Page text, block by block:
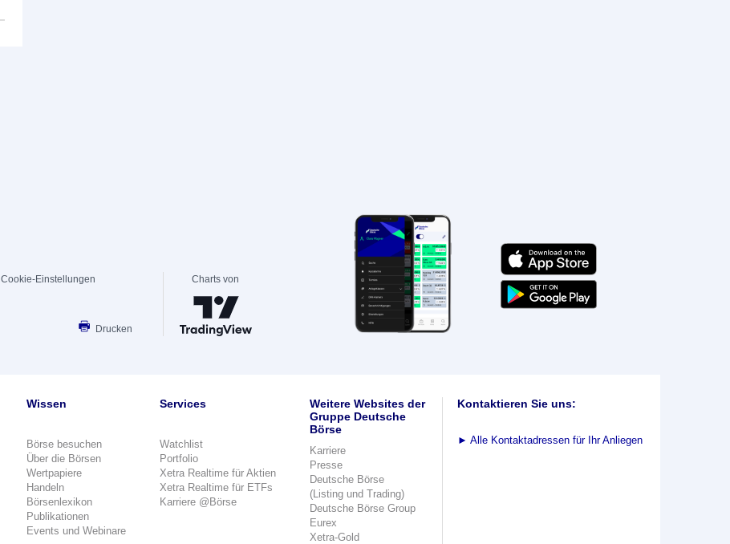
Cookie-Einstellungen
Drucken
Charts von
Wissen
Börse besuchen
Über die Börsen
Wertpapiere
Handeln
Börsenlexikon
Publikationen
Events und Webinare
Services
Watchlist
Portfolio
Xetra Realtime für Aktien
Xetra Realtime für ETFs
Karriere @Börse
Weitere Websites der
Gruppe Deutsche
Börse
Karriere
Presse
Deutsche Börse
(Listing und Trading)
Deutsche Börse Group
Eurex
Xetra-Gold
Kontaktieren Sie uns:
► Alle Kontaktadressen für Ihr Anliegen